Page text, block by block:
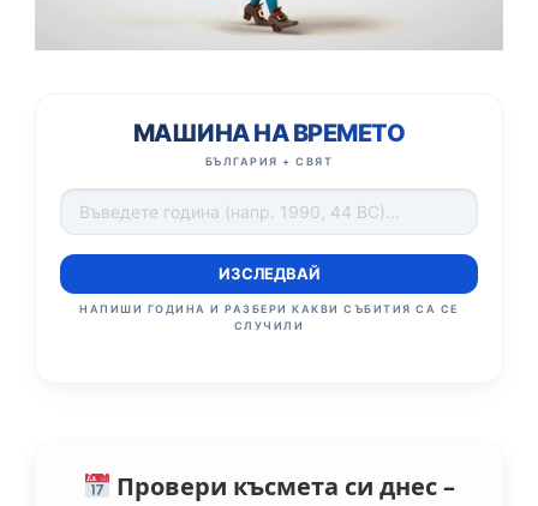
МАШИНА НА ВРЕМЕТО
БЪЛГАРИЯ + СВЯТ
ИЗСЛЕДВАЙ
НАПИШИ ГОДИНА И РАЗБЕРИ КАКВИ СЪБИТИЯ СА СЕ
СЛУЧИЛИ
Провери късмета си днес –